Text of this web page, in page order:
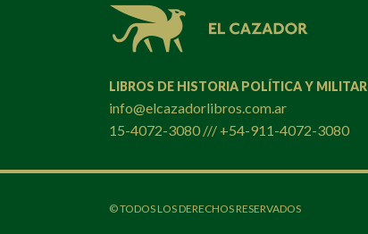
LIBROS DE HISTORIA POLÍTICA Y MILITAR
info@elcazadorlibros.com.ar
15-4072-3080 /// +54-911-4072-3080
© TODOS LOS DERECHOS RESERVADOS